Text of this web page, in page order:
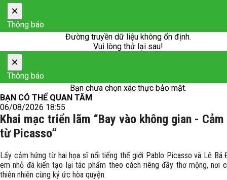
×
Thông báo
Đường truyền dữ liệu không ổn định.
Vui lòng thử lại sau!
×
Thông báo
Bạn chưa chọn xác thực bảo mật.
BẠN CÓ THỂ QUAN TÂM
06/08/2026 18:55
Khai mạc triển lãm “Bay vào không gian -
từ Picasso”
Lấy cảm hứng từ hai họa sĩ nổi tiếng thế giới Pablo Picasso và Lê Bá
em nhỏ đã kiến tạo lại tác phẩm theo cách riêng đầy thơ mộng, nơi
thiên nhiên cùng ký ức hòa quyện.